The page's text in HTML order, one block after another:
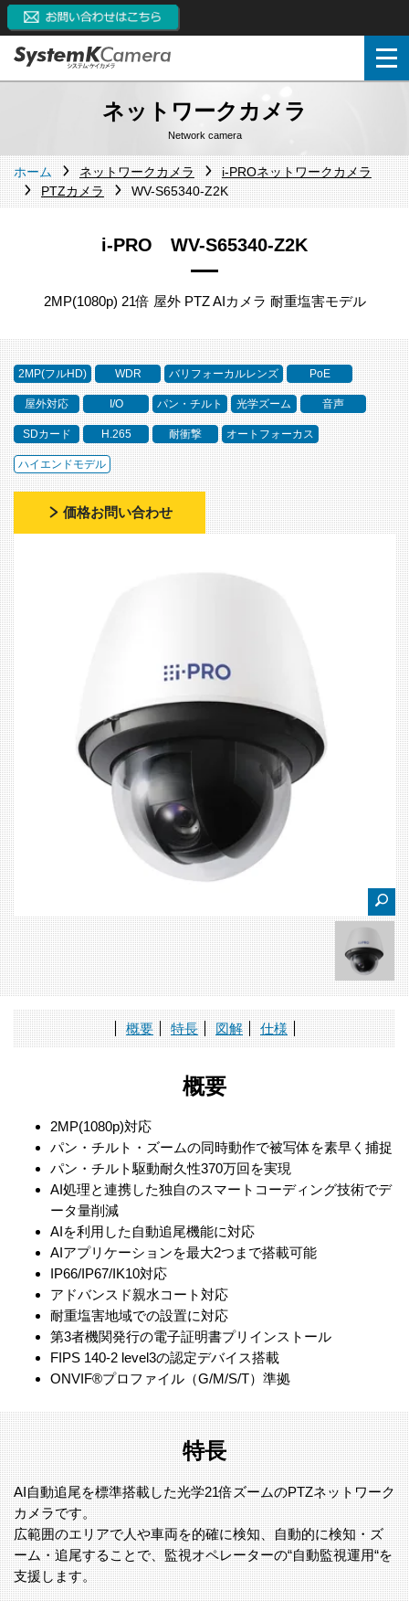
ネットワークカメラ
Network camera
ホーム ネットワークカメラ
i-PROネットワークカメラ
PTZカメラ
WV-S65340-Z2K
i-PRO WV-S65340-Z2K
2MP(1080p) 21倍 屋外 PTZ AIカメラ 耐重塩害モデル
2MP(フルHD) WDR バリフォーカルレンズ PoE
屋外対応 I/O パン・チルト 光学ズーム 音声
SDカード H.265 耐衝撃 オートフォーカス
ハイエンドモデル
価格お問い合わせ
概要 特長 図解 仕様
概要
2MP(1080p)対応
パン・チルト・ズームの同時動作で被写体を素早く捕捉
パン・チルト駆動耐久性370万回を実現
AI処理と連携した独自のスマートコーディング技術でデ
ータ量削減
AIを利用した自動追尾機能に対応
AIアプリケーションを最大2つまで搭載可能
IP66/IP67/IK10対応
アドバンスド親水コート対応
耐重塩害地域での設置に対応
第3者機関発行の電子証明書プリインストール
FIPS 140-2 level3の認定デバイス搭載
ONVIF®プロファイル（G/M/S/T）準拠
特長
AI自動追尾を標準搭載した光学21倍ズームのPTZネットワーク
カメラです。
広範囲のエリアで人や車両を的確に検知、自動的に検知・ズ
ーム・追尾することで、監視オペレーターの“自動監視運用“を
支援します。